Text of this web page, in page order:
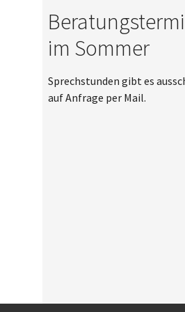
im Sommer
Sprechstunden gibt es
auf Anfrage per Mail.